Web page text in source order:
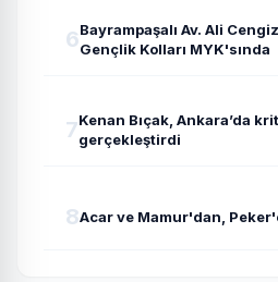
6Bayrampaşalı Av. Ali
Gençlik Kolları MYK'sında
7Kenan Bıçak, Ankara’da
gerçekleştirdi
8Acar ve Mamur'dan,